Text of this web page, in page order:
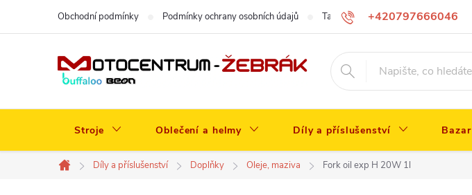
+420797666046
Obchodní podmínky Podmínky ochrany osobních údajů Tabulka velikostí
Stroje Oblečení a helmy Díly a příslušenství Bazar
Domů
Díly a příslušenství Doplňky Oleje, maziva Fork oil exp H 20W 1l